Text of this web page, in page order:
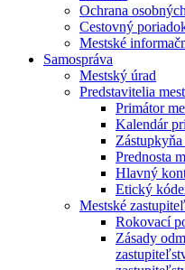
Ochrana
Cestovný
Mestské
Samospráva
Mestský úrad
Predstavitelia
Primátor
Kalendár
Zástupkyňa
Prednosta
Hlavný
Etický
Mestské
Rokovací
Zásady